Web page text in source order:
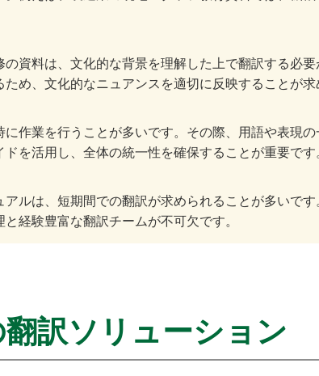
資料は、文化的な背景を理解した上で翻訳する必
め、文化的なニュアンスを適切に反映することが
作業を行うことが多いです。その際、用語や表現
を活用し、全体の統一性を確保することが重要です
ルは、短期間での翻訳が求められることが多いで
経験豊富な翻訳チームが不可欠です。
訳ソリューション